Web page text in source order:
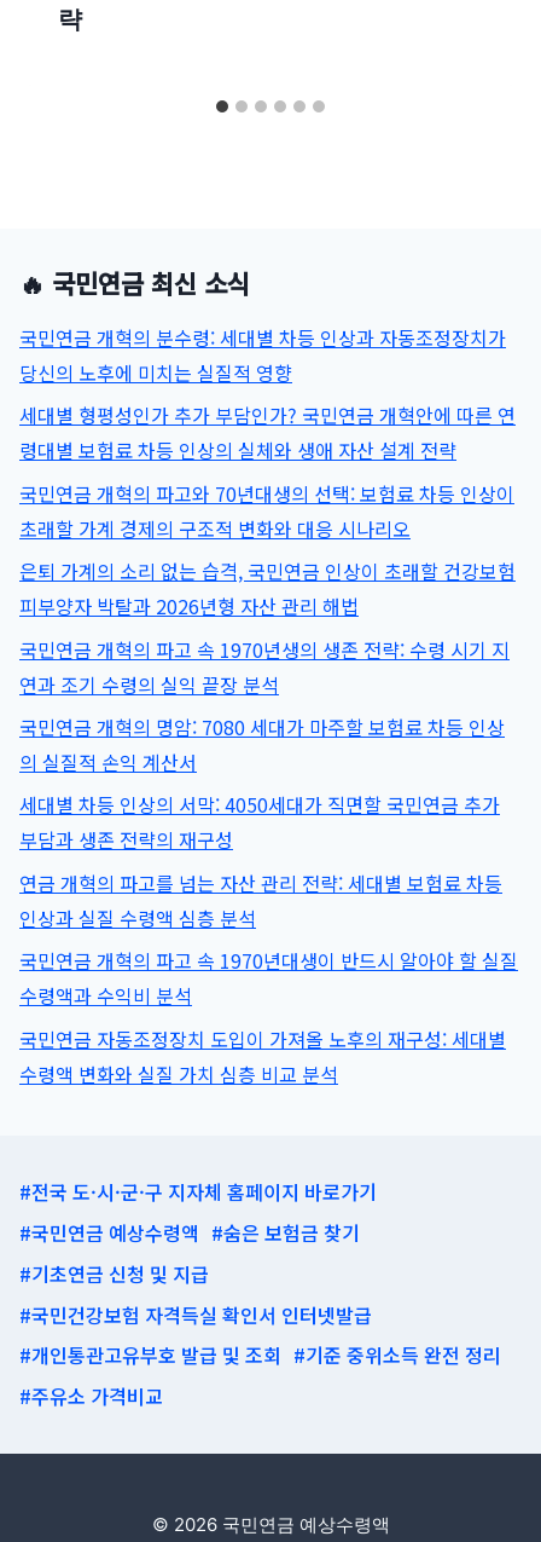
략
🔥 국민연금 최신 소식
국민연금 개혁의 분수령: 세대별 차등 인상과 자동조정장치가
당신의 노후에 미치는 실질적 영향
세대별 형평성인가 추가 부담인가? 국민연금 개혁안에 따른 연
령대별 보험료 차등 인상의 실체와 생애 자산 설계 전략
국민연금 개혁의 파고와 70년대생의 선택: 보험료 차등 인상이
초래할 가계 경제의 구조적 변화와 대응 시나리오
은퇴 가계의 소리 없는 습격, 국민연금 인상이 초래할 건강보험
피부양자 박탈과 2026년형 자산 관리 해법
국민연금 개혁의 파고 속 1970년생의 생존 전략: 수령 시기 지
연과 조기 수령의 실익 끝장 분석
국민연금 개혁의 명암: 7080 세대가 마주할 보험료 차등 인상
의 실질적 손익 계산서
세대별 차등 인상의 서막: 4050세대가 직면할 국민연금 추가
부담과 생존 전략의 재구성
연금 개혁의 파고를 넘는 자산 관리 전략: 세대별 보험료 차등
인상과 실질 수령액 심층 분석
국민연금 개혁의 파고 속 1970년대생이 반드시 알아야 할 실질
수령액과 수익비 분석
국민연금 자동조정장치 도입이 가져올 노후의 재구성: 세대별
수령액 변화와 실질 가치 심층 비교 분석
#전국 도·시·군·구 지자체 홈페이지 바로가기
#국민연금 예상수령액 #숨은 보험금 찾기
#기초연금 신청 및 지급
#국민건강보험 자격득실 확인서 인터넷발급
#개인통관고유부호 발급 및 조회 #기준 중위소득 완전 정리
#주유소 가격비교
© 2026 국민연금 예상수령액